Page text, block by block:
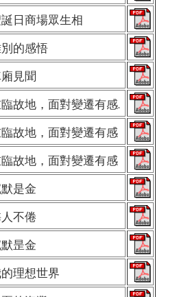
日商場眾生相
的感悟
見聞
故地，面對變遷有感.
故地，面對變遷有感
故地，面對變遷有感
是金
不倦
昰金
理想世界